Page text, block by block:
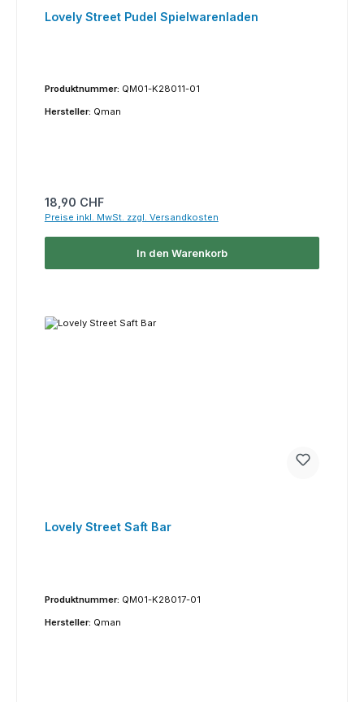
Lovely Street Pudel Spielwarenladen
Produktnummer: QM01-K28011-01
Hersteller: Qman
Regulärer Preis:
18,90 CHF
Preise inkl. MwSt. zzgl. Versandkosten
In den Warenkorb
Lovely Street Saft Bar
Produktnummer: QM01-K28017-01
Hersteller: Qman